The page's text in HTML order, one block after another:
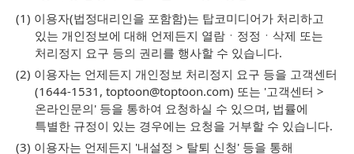
(1) 이용자(법정대리인을 포함함)는 탑코미디어가 처리하고
있는 개인정보에 대해 언제든지 열람ㆍ정정ㆍ삭제 또는
처리정지 요구 등의 권리를 행사할 수 있습니다.
(2) 이용자는 언제든지 개인정보 처리정지 요구 등을 고객센터
(1644-1531, toptoon@toptoon.com) 또는 '고객센터 >
온라인문의' 등을 통하여 요청하실 수 있으며, 법률에
특별한 규정이 있는 경우에는 요청을 거부할 수 있습니다.
(3) 이용자는 언제든지 '내설정 > 탈퇴 신청' 등을 통해